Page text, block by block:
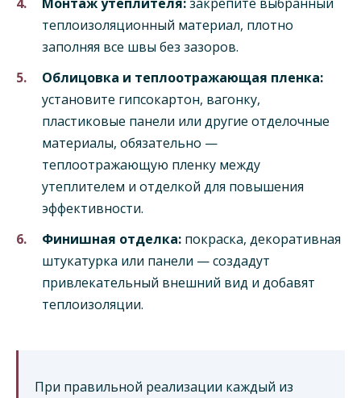
теплоизоляционный материал, плотно
заполняя все швы без зазоров.
Облицовка и теплоотражающая пленка:
установите гипсокартон, вагонку,
пластиковые панели или другие отделочные
материалы, обязательно —
теплоотражающую пленку между
утеплителем и отделкой для повышения
эффективности.
Финишная отделка: покраска, декоративная
штукатурка или панели — создадут
привлекательный внешний вид и добавят
теплоизоляции.
При правильной реализации каждый из